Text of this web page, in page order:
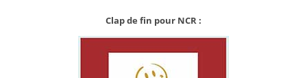
Clap de fin pour NCR :